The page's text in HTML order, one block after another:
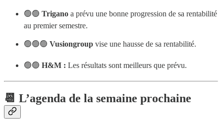
🟢🟢 Trigano a prévu une bonne progression de sa rentabilité
au premier semestre.
🟢🟢🟢 Vusiongroup vise une hausse de sa rentabilité.
🟢🟢 H&M : Les résultats sont meilleurs que prévu.
📆 L’agenda de la semaine prochaine